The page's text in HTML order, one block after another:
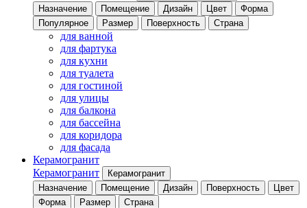
Назначение
Помещение Дизайн Цвет
Форма
Популярное
Размер Поверхность Страна
для ванной
для фартука
для кухни
для туалета
для гостиной
для улицы
для балкона
для бассейна
для коридора
для фасада
Керамогранит
Керамогранит
Керамогранит
Назначение
Помещение Дизайн Поверхность
Цвет
Форма
Размер Страна